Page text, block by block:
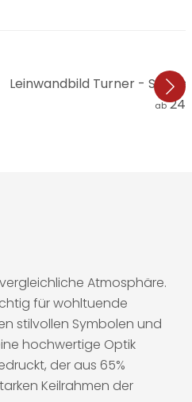
Leinwandbild Turner -
ab
Atmosphäre.
für wohltuende
stilvollen Symbolen und
hochwertige Optik
der aus 65%
Keilrahmen der